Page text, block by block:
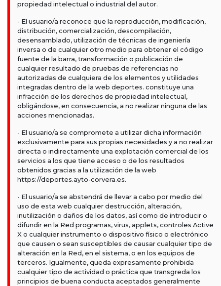
propiedad intelectual o industrial del autor.
- El usuario/a reconoce que la reproducción, modificación,
distribución, comercialización, descompilación,
desensamblado, utilización de técnicas de ingeniería
inversa o de cualquier otro medio para obtener el código
fuente de la barra, transformación o publicación de
cualquier resultado de pruebas de referencias no
autorizadas de cualquiera de los elementos y utilidades
integradas dentro de la web deportes. constituye una
infracción de los derechos de propiedad intelectual,
obligándose, en consecuencia, a no realizar ninguna de las
acciones mencionadas.
- El usuario/a se compromete a utilizar dicha información
exclusivamente para sus propias necesidades y a no realizar
directa o indirectamente una explotación comercial de los
servicios a los que tiene acceso o de los resultados
obtenidos gracias a la utilización de la web
https://deportes.ayto-corvera.es.
- El usuario/a se abstendrá de llevar a cabo por medio del
uso de esta web cualquier destrucción, alteración,
inutilización o daños de los datos, así como de introducir o
difundir en la Red programas, virus, applets, controles Active
X o cualquier instrumento o dispositivo físico o electrónico
que causen o sean susceptibles de causar cualquier tipo de
alteración en la Red, en el sistema, o en los equipos de
terceros. Igualmente, queda expresamente prohibida
cualquier tipo de actividad o práctica que transgreda los
principios de buena conducta aceptados generalmente